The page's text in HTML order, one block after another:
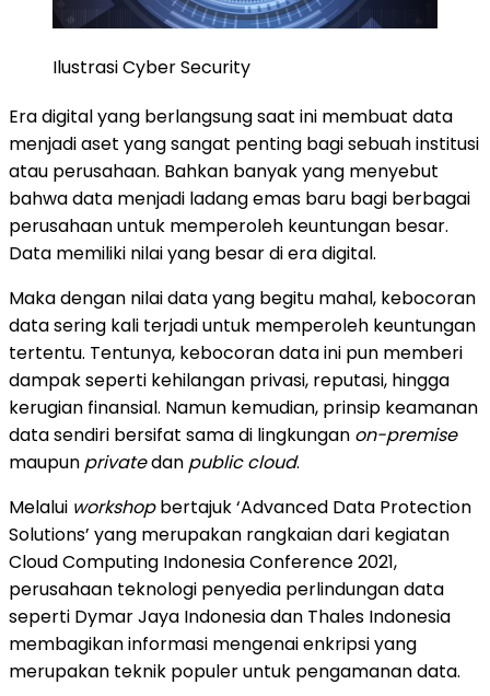
Ilustrasi Cyber Security
Era digital yang berlangsung saat ini membuat data
menjadi aset yang sangat penting bagi sebuah institusi
atau perusahaan. Bahkan banyak yang menyebut
bahwa data menjadi ladang emas baru bagi berbagai
perusahaan untuk memperoleh keuntungan besar.
Data memiliki nilai yang besar di era digital.
Maka dengan nilai data yang begitu mahal, kebocoran
data sering kali terjadi untuk memperoleh keuntungan
tertentu. Tentunya, kebocoran data ini pun memberi
dampak seperti kehilangan privasi, reputasi, hingga
kerugian finansial. Namun kemudian, prinsip keamanan
data sendiri bersifat sama di lingkungan on-premise
maupun privatedan public cloud.
Melalui workshopbertajuk ‘Advanced Data Protection
Solutions’ yang merupakan rangkaian dari kegiatan
Cloud Computing Indonesia Conference 2021,
perusahaan teknologi penyedia perlindungan data
seperti Dymar Jaya Indonesia dan Thales Indonesia
membagikan informasi mengenai enkripsi yang
merupakan teknik populer untuk pengamanan data.